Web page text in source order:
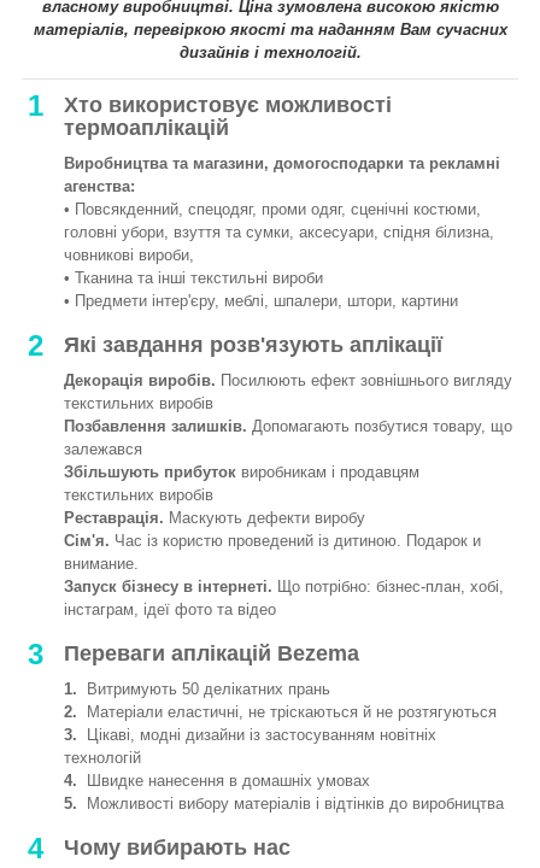
власному виробництві. Ціна зумовлена високою якістю
матеріалів, перевіркою якості та наданням Вам сучасних
дизайнів і технологій.
1
Хто використовує можливості
термоаплікацій
Виробництва та магазини, домогосподарки та рекламні
агенства:
• Повсякденний, спецодяг, проми одяг, сценічні костюми,
головні убори, взуття та сумки, аксесуари, спідня білизна,
човникові вироби,
• Тканина та інші текстильні вироби
• Предмети інтер'єру, меблі, шпалери, штори, картини
2 Які завдання розв'язують аплікації
Декорація виробів. Посилюють ефект зовнішнього вигляду
текстильних виробів
Позбавлення залишків. Допомагають позбутися товару, що
залежався
Збільшують прибуток виробникам і продавцям
текстильних виробів
Реставрація. Маскують дефекти виробу
Сім'я. Час із користю проведений із дитиною. Подарок и
внимание.
Запуск бізнесу в інтернеті. Що потрібно: бізнес-план, хобі,
інстаграм, ідеї фото та відео
3 Переваги аплікацій Bezema
1. Витримують 50 делікатних прань
2. Матеріали еластичні, не тріскаються й не розтягуються
3. Цікаві, модні дизайни із застосуванням новітніх
технологій
4. Швидке нанесення в домашніх умовах
5. Можливості вибору матеріалів і відтінків до виробництва
4 Чому вибирають нас